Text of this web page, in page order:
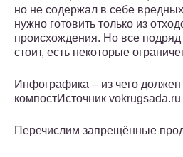
но не содержал в себе
нужно готовить только из
происхождения. Но все подряд
стоит, есть некоторые
Инфографика – из чего должен
компостИсточник vokrugsada.ru
Перечислим запрещённые